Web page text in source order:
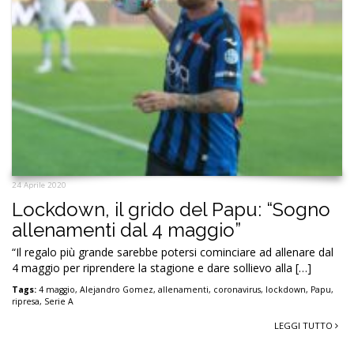
24 Aprile 2020
Lockdown, il grido del Papu: “Sogno
allenamenti dal 4 maggio”
“Il regalo più grande sarebbe potersi cominciare ad allenare dal
4 maggio per riprendere la stagione e dare sollievo alla […]
Tags: 4 maggio, Alejandro Gomez, allenamenti, coronavirus, lockdown, Papu,
ripresa, Serie A
LEGGI TUTTO